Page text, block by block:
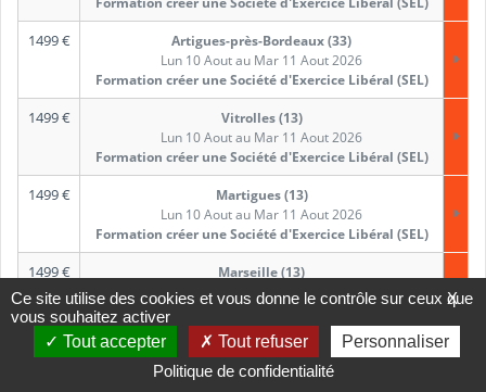
1499€
Artigues-près-Bordeaux (33)
Lun 10 Aout au Mar 11 Aout 2026
Formation créer une Société d'Exercice Libéral (SEL)
1499€
Vitrolles (13)
Lun 10 Aout au Mar 11 Aout 2026
Formation créer une Société d'Exercice Libéral (SEL)
1499€
Martigues (13)
Lun 10 Aout au Mar 11 Aout 2026
Formation créer une Société d'Exercice Libéral (SEL)
1499€
Marseille (13)
Lun 10 Aout au Mar 11 Aout 2026
Formation créer une Société d'Exercice Libéral (SEL)
1499 €
Point à Pitre (97)
Lun 10 Aout au Mar 11 Aout 2026
X
Ce site utilise des cookies et vous donne le contrôle sur ceux que
vous souhaitez activer
Tout accepter
Tout refuser
Personnaliser
Politique de confidentialité